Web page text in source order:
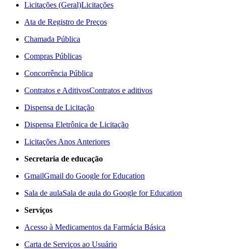
Licitações (Geral)Licitações
Ata de Registro de Preços
Chamada Pública
Compras Públicas
Concorrência Pública
Contratos e AditivosContratos e aditivos
Dispensa de Licitação
Dispensa Eletrônica de Licitação
Licitações Anos Anteriores
Secretaria de educação
GmailGmail do Google for Education
Sala de aulaSala de aula do Google for Education
Serviços
Acesso à Medicamentos da Farmácia Básica
Carta de Serviços ao Usuário